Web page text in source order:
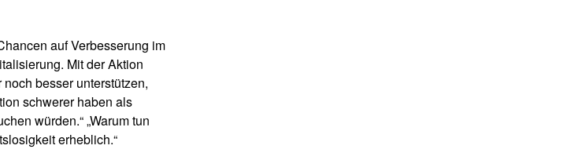
auf Verbesserung im
Mit der Aktion
besser unterstützen,
schwerer haben als
würden.“ „Warum tun
erheblich.“